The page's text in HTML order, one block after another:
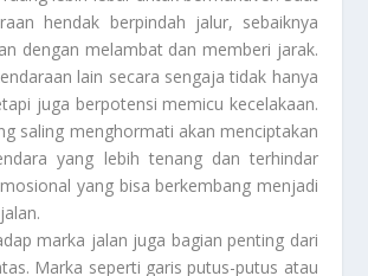
hendak berpindah jalur, sebaiknya
dengan melambat dan memberi jarak.
lain secara sengaja tidak hanya
juga berpotensi memicu kecelakaan.
saling menghormati akan menciptakan
yang lebih tenang dan terhindar
yang bisa berkembang menjadi
marka jalan juga bagian penting dari
Marka seperti garis putus-putus atau